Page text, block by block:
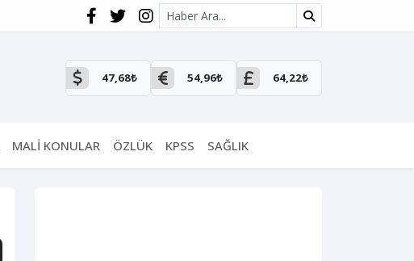
Site içi arama
47,68₺ 54,96₺ 64,22₺
MALİ KONULAR ÖZLÜK KPSS SAĞLIK